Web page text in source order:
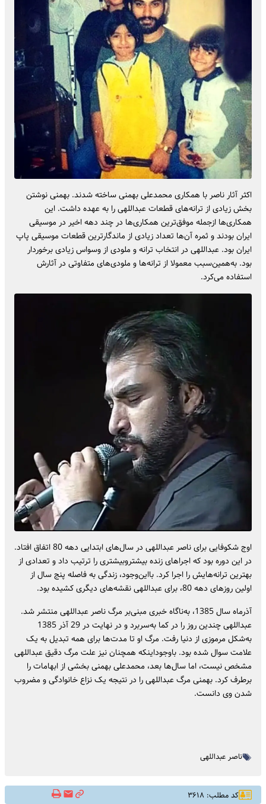
اکثر آثار ناصر با همکاری محمدعلی بهمنی ساخته شدند. بهمنی نوشتن
بخش زیادی از ترانه‌های قطعات عبداللهی را به عهده داشت. این
همکاری‌ها ازجمله موفق‌ترین همکاری‌ها در چند دهه اخیر در موسیقی
ایران بودند و ثمره آن‌ها تعداد زیادی از ماندگارترین قطعات موسیقی پاپ
ایران بود. عبداللهی در انتخاب ترانه و ملودی از وسواس زیادی برخوردار
بود. به‌همین‌سبب معمولا از ترانه‌ها و ملودی‌های متفاوتی در آثارش
استفاده می‌کرد.
اوج شکوفایی برای ناصر عبداللهی در سال‌های ابتدایی دهه 80 اتفاق افتاد.
در این دوره بود که اجراهای زنده بیشتروبیشتری را ترتیب داد و تعدادی از
بهترین ترانه‌هایش را اجرا کرد. بااین‌وجود، زندگی به فاصله پنج سال از
اولین روزهای دهه 80، برای عبداللهی نقشه‌های دیگری کشیده بود.
آذرماه سال 1385، به‌ناگاه خبری مبنی‌بر مرگ ناصر عبداللهی منتشر شد.
عبداللهی چندین روز را در کما به‌سربرد و در نهایت در 29 آذر 1385
به‌شکل مرموزی از دنیا رفت. مرگ او تا مدت‌ها برای همه تبدیل به یک
علامت سوال شده بود. باوجوداینکه همچنان نیز علت مرگ دقیق عبداللهی
مشخص نیست، اما سال‌ها بعد، محمدعلی بهمنی بخشی از ابهامات را
برطرف کرد. بهمنی مرگ عبداللهی را در نتیجه یک نزاع خانوادگی و مضروب
شدن وی دانست.
ناصر عبداللهی
کد مطلب: ۳۶۱۸